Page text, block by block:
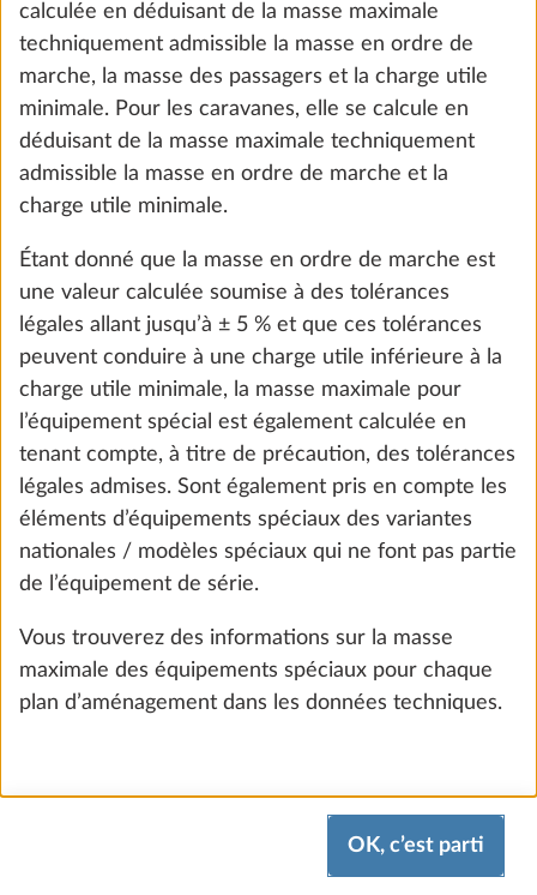
Four avec allumage électrique et
éclairage intérieur
Plus
16,0 kg
848 €
Ajouter
calculée en déduisant de la masse maximale
techniquement admissible la masse en ordre de
marche, la masse des passagers et la charge utile
minimale. Pour les caravanes, elle se calcule en
déduisant de la masse maximale techniquement
admissible la masse en ordre de marche et la
charge utile minimale.
Étant donné que la masse en ordre de marche est
une valeur calculée soumise à des tolérances
légales allant jusqu’à ± 5 % et que ces tolérances
peuvent conduire à une charge utile inférieure à la
charge utile minimale, la masse maximale pour
l’équipement spécial est également calculée en
tenant compte, à titre de précaution, des tolérances
légales admises. Sont également pris en compte les
éléments d’équipements spéciaux des variantes
nationales / modèles spéciaux qui ne font pas partie
de l’équipement de série.
Vous trouverez des informations sur la masse
maximale des équipements spéciaux pour chaque
plan d’aménagement dans les données techniques.
OK, c’est parti